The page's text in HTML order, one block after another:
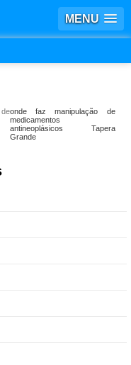
MENU
onde faz manipulação de
medicamentos
antineoplásicos Tapera
Grande